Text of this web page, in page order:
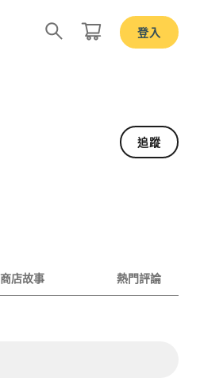
登入
追蹤
商店故事 熱門評論